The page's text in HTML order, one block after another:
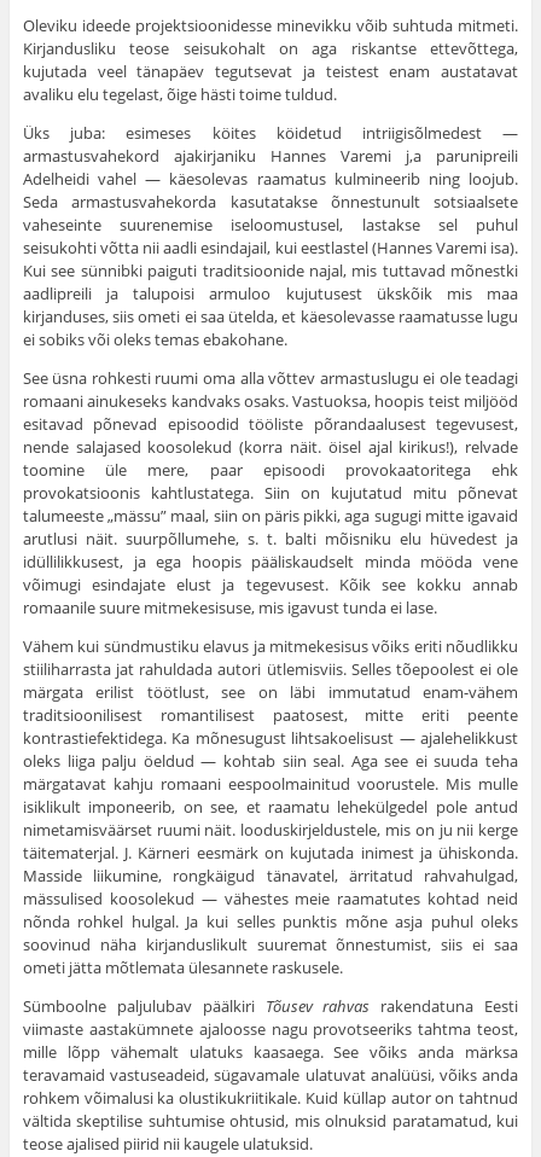
Oleviku ideede projektsioonidesse minevikku võib suhtuda mitmeti.
Kirjandusliku teose seisukohalt on aga riskantse ettevõttega,
kujutada veel tänapäev tegutsevat ja teistest enam austatavat
avaliku elu tegelast, õige hästi toime tuldud.
Üks juba: esimeses köites köidetud intriigisõlmedest —
armastusvahekord ajakirjaniku Hannes Varemi j,a parunipreili
Adelheidi vahel — käesolevas raamatus kulmineerib ning loojub.
Seda armastusvahekorda kasutatakse õnnestunult sotsiaalsete
vaheseinte suurenemise iseloomustusel, lastakse sel puhul
seisukohti võtta nii aadli esindajail, kui eestlastel (Hannes Varemi isa).
Kui see sünnibki paiguti traditsioonide najal, mis tuttavad mõnestki
aadlipreili ja talupoisi armuloo kujutusest ükskõik mis maa
kirjanduses, siis ometi ei saa ütelda, et käesolevasse raamatusse lugu
ei sobiks või oleks temas ebakohane.
See üsna rohkesti ruumi oma alla võttev armastuslugu ei ole teadagi
romaani ainukeseks kandvaks osaks. Vastuoksa, hoopis teist miljööd
esitavad põnevad episoodid tööliste põrandaalusest tegevusest,
nende salajased koosolekud (korra näit. öisel ajal kirikus!), relvade
toomine üle mere, paar episoodi provokaatoritega ehk
provokatsioonis kahtlustatega. Siin on kujutatud mitu põnevat
talumeeste „mässu” maal, siin on päris pikki, aga sugugi mitte igavaid
arutlusi näit. suurpõllumehe, s. t. balti mõisniku elu hüvedest ja
idüllilikkusest, ja ega hoopis pääliskaudselt minda mööda vene
võimugi esindajate elust ja tegevusest. Kõik see kokku annab
romaanile suure mitmekesisuse, mis igavust tunda ei lase.
Vähem kui sündmustiku elavus ja mitmekesisus võiks eriti nõudlikku
stiiliharrasta jat rahuldada autori ütlemisviis. Selles tõepoolest ei ole
märgata erilist töötlust, see on läbi immutatud enam-vähem
traditsioonilisest romantilisest paatosest, mitte eriti peente
kontrastiefektidega. Ka mõnesugust lihtsakoelisust — ajalehelikkust
oleks liiga palju öeldud — kohtab siin seal. Aga see ei suuda teha
märgatavat kahju romaani eespoolmainitud voorustele. Mis mulle
isiklikult imponeerib, on see, et raamatu lehekülgedel pole antud
nimetamisväärset ruumi näit. looduskirjeldustele, mis on ju nii kerge
täitematerjal. J. Kärneri eesmärk on kujutada inimest ja ühiskonda.
Masside liikumine, rongkäigud tänavatel, ärritatud rahvahulgad,
mässulised koosolekud — vähestes meie raamatutes kohtad neid
nõnda rohkel hulgal. Ja kui selles punktis mõne asja puhul oleks
soovinud näha kirjanduslikult suuremat õnnestumist, siis ei saa
ometi jätta mõtlemata ülesannete raskusele.
Sümboolne paljulubav päälkiri Tõusev rahvas rakendatuna Eesti
viimaste aastakümnete ajaloosse nagu provotseeriks tahtma teost,
mille lõpp vähemalt ulatuks kaasaega. See võiks anda märksa
teravamaid vastuseadeid, sügavamale ulatuvat analüüsi, võiks anda
rohkem võimalusi ka olustikukriitikale. Kuid küllap autor on tahtnud
vältida skeptilise suhtumise ohtusid, mis olnuksid paratamatud, kui
teose ajalised piirid nii kaugele ulatuksid.